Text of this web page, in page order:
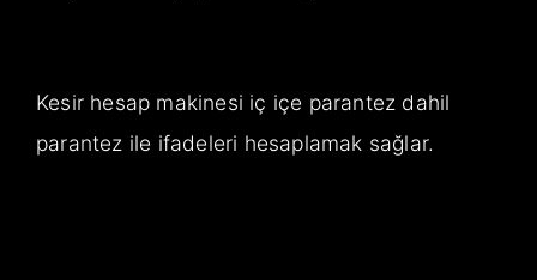
Kesir hesap makinesi iç içe parantez dahil
parantez ile ifadeleri hesaplamak sağlar.